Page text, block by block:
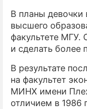
В планы девочки
высшего
факультете МГУ.
и сделать более
В результате
на факультет
МИНХ имени
отличием в